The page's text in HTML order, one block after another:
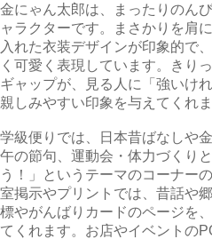
金にゃん太郎は、まったりのん
ャラクターです。まさかりを肩
入れた衣装デザインが印象的で
く可愛く表現しています。きり
ギャップが、見る人に「強いけ
親しみやすい印象を与えてくれま
学級便りでは、日本昔ばなしや
午の節句、運動会・体力づくり
う！」というテーマのコーナー
室掲示やプリントでは、昔話や
標やがんばりカードのページを
てくれます。お店やイベントの